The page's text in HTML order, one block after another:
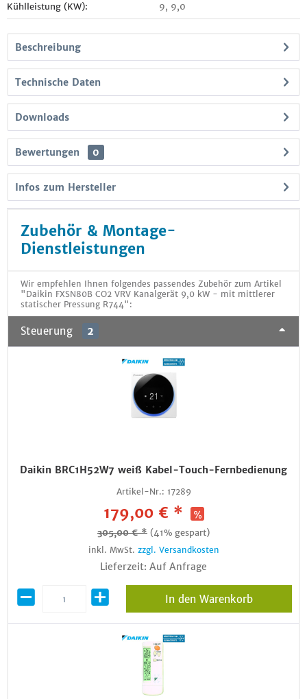
Kühlleistung (KW): 9, 9,0
Beschreibung
Technische Daten
Downloads
Bewertungen 0
Infos zum Hersteller
Zubehör & Montage-
Dienstleistungen
Wir empfehlen Ihnen folgendes passendes Zubehör zum Artikel
"Daikin FXSN80B CO2 VRV Kanalgerät 9,0 kW - mit mittlerer
statischer Pressung R744":
Steuerung 2
Daikin BRC1H52W7 weiß Kabel-Touch-Fernbedienung
Artikel-Nr.: 17289
179,00 € *
305,00 € * (41% gespart)
inkl. MwSt. zzgl. Versandkosten
Lieferzeit: Auf Anfrage
In den Warenkorb